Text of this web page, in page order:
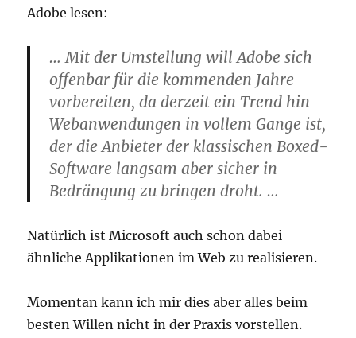
Adobe lesen:
… Mit der Umstellung will Adobe sich
offenbar für die kommenden Jahre
vorbereiten, da derzeit ein Trend hin
Webanwendungen in vollem Gange ist,
der die Anbieter der klassischen Boxed-
Software langsam aber sicher in
Bedrängung zu bringen droht. …
Natürlich ist Microsoft auch schon dabei
ähnliche Applikationen im Web zu realisieren.
Momentan kann ich mir dies aber alles beim
besten Willen nicht in der Praxis vorstellen.